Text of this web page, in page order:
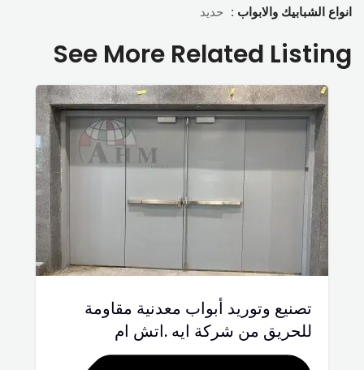
انواع الشبابيك والابواب :
حديد
See More Related Listing
تصنيع وتوريد أبواب معدنية مقاومة
للحريق من شركة ايه .اتش ام